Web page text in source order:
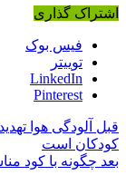
اشتراک گذاری
فیس بوک
توییتر
LinkedIn
Pinterest
قبل آلودگی هوا
کودکان است
بعد چگونه با کود